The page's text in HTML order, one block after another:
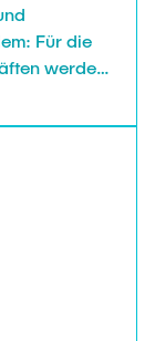
Für die
werden